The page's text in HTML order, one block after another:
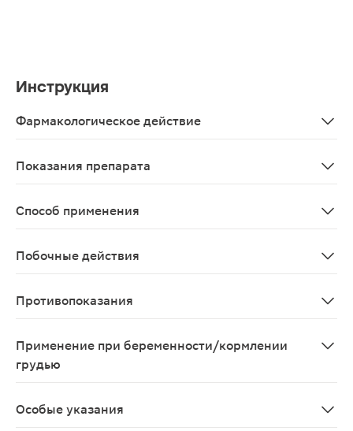
Инструкция
Фармакологическое действие
Показания препарата
Способ применения
Побочные действия
Противопоказания
Применение при беременности/кормлении
грудью
Особые указания